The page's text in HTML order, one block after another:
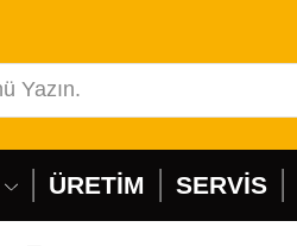
ÜRETİM SERVİS